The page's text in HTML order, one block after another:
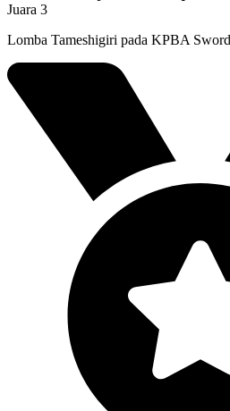
Juara 3
Lomba Tameshigiri pada KPBA